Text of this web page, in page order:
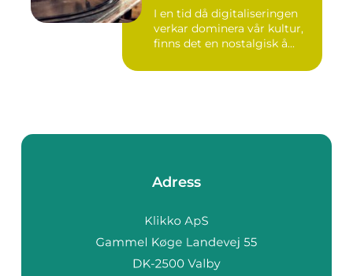
I en tid då digitaliseringen
verkar dominera vår kultur,
finns det en nostalgisk å...
Adress